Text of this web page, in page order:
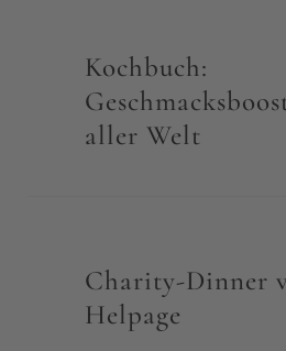
Kochbuch:
aller Welt
Charity-Dinner
Helpage